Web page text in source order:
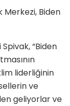
Biden
“Biden
liderliğinin
ve
geliyorlar ve